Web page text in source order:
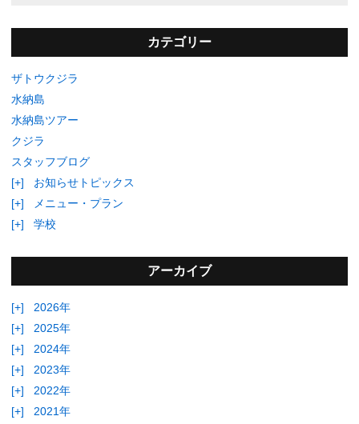
カテゴリー
ザトウクジラ
水納島
水納島ツアー
クジラ
スタッフブログ
[+]
お知らせトピックス
[+]
メニュー・プラン
[+]
学校
アーカイブ
[+]
2026年
[+]
2025年
[+]
2024年
[+]
2023年
[+]
2022年
[+]
2021年